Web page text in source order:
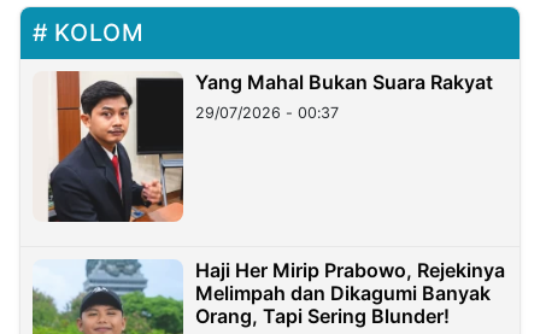
KOLOM
Yang Mahal Bukan Suara Rakyat
29/07/2026 - 00:37
Haji Her Mirip Prabowo, Rejekinya
Melimpah dan Dikagumi Banyak
Orang, Tapi Sering Blunder!